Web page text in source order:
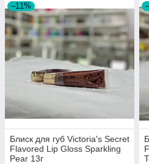
–11%
Блиск для губ Victoria's Secret
Flavored Lip Gloss Sparkling
Pear 13г